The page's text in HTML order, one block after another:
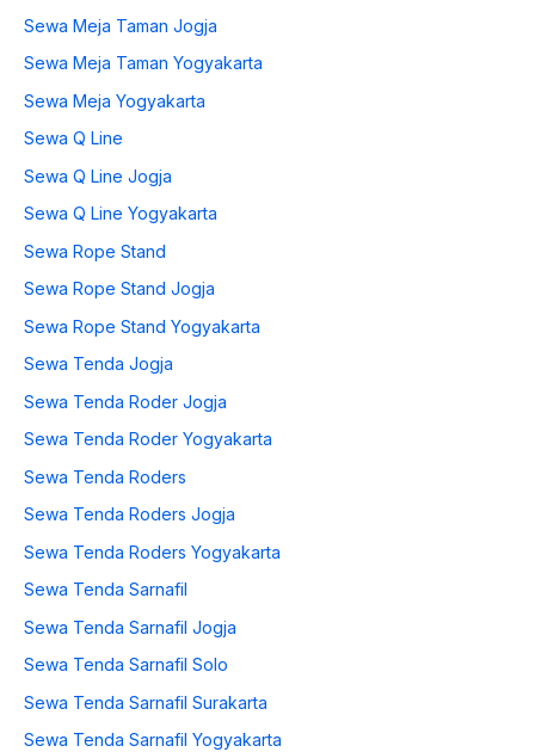
Sewa Meja Taman Jogja
Sewa Meja Taman Yogyakarta
Sewa Meja Yogyakarta
Sewa Q Line
Sewa Q Line Jogja
Sewa Q Line Yogyakarta
Sewa Rope Stand
Sewa Rope Stand Jogja
Sewa Rope Stand Yogyakarta
Sewa Tenda Jogja
Sewa Tenda Roder Jogja
Sewa Tenda Roder Yogyakarta
Sewa Tenda Roders
Sewa Tenda Roders Jogja
Sewa Tenda Roders Yogyakarta
Sewa Tenda Sarnafil
Sewa Tenda Sarnafil Jogja
Sewa Tenda Sarnafil Solo
Sewa Tenda Sarnafil Surakarta
Sewa Tenda Sarnafil Yogyakarta